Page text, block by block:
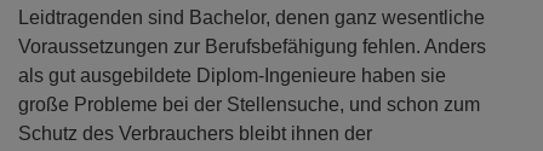
Leidtragenden sind Bachelor, denen ganz wesentliche
Voraussetzungen zur Berufsbefähigung fehlen. Anders
als gut ausgebildete Diplom-Ingenieure haben sie
große Probleme bei der Stellensuche, und schon zum
Schutz des Verbrauchers bleibt ihnen der